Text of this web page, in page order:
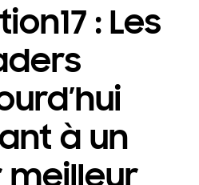
: Les
à un
meilleur